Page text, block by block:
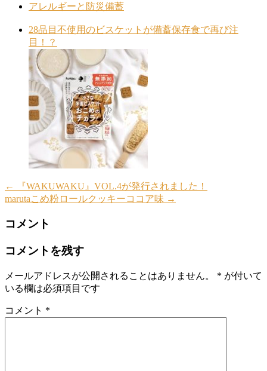
アレルギーと防災備蓄
28品目不使用のビスケットが備蓄保存食で再び注
目！？
←
『WAKUWAKU』VOL.4が発行されました！
marutaこめ粉ロールクッキーココア味 →
コメント
コメントを残す
メールアドレスが公開されることはありません。 * が付いて
いる欄は必須項目です
コメント *